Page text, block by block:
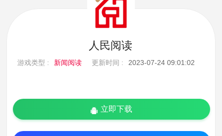
人民阅读
游戏类型 : 新闻阅读 更新时间 : 2023-07-24 09:01:02
立即下载